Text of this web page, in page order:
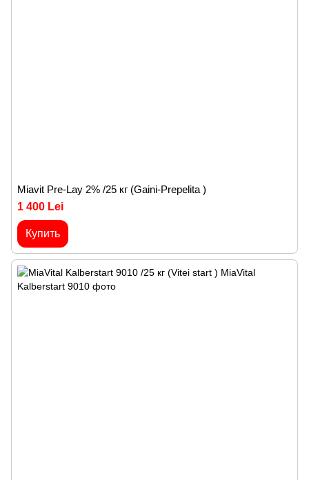
Miavit Pre-Lay 2% /25 кг (Gaini-Prepelita )
1 400 Lei
Купить